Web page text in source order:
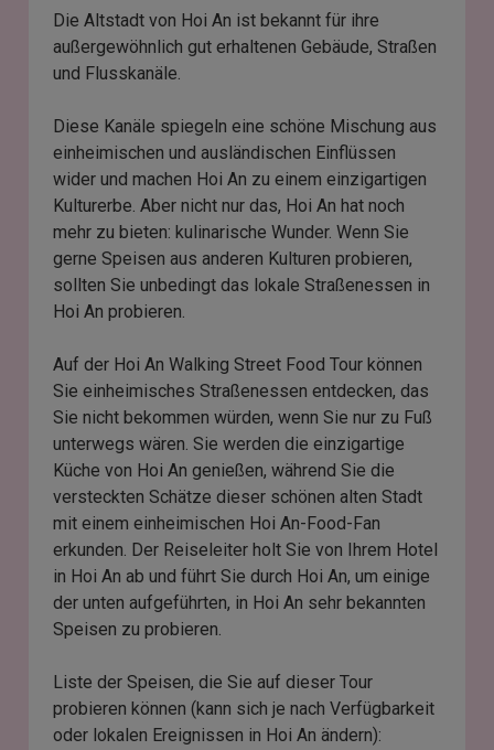
Die Altstadt von Hoi An ist bekannt für ihre
außergewöhnlich gut erhaltenen Gebäude, Straßen
und Flusskanäle.
Diese Kanäle spiegeln eine schöne Mischung aus
einheimischen und ausländischen Einflüssen
wider und machen Hoi An zu einem einzigartigen
Kulturerbe. Aber nicht nur das, Hoi An hat noch
mehr zu bieten: kulinarische Wunder. Wenn Sie
gerne Speisen aus anderen Kulturen probieren,
sollten Sie unbedingt das lokale Straßenessen in
Hoi An probieren.
Auf der Hoi An Walking Street Food Tour können
Sie einheimisches Straßenessen entdecken, das
Sie nicht bekommen würden, wenn Sie nur zu Fuß
unterwegs wären. Sie werden die einzigartige
Küche von Hoi An genießen, während Sie die
versteckten Schätze dieser schönen alten Stadt
mit einem einheimischen Hoi An-Food-Fan
erkunden. Der Reiseleiter holt Sie von Ihrem Hotel
in Hoi An ab und führt Sie durch Hoi An, um einige
der unten aufgeführten, in Hoi An sehr bekannten
Speisen zu probieren.
Liste der Speisen, die Sie auf dieser Tour
probieren können (kann sich je nach Verfügbarkeit
oder lokalen Ereignissen in Hoi An ändern):